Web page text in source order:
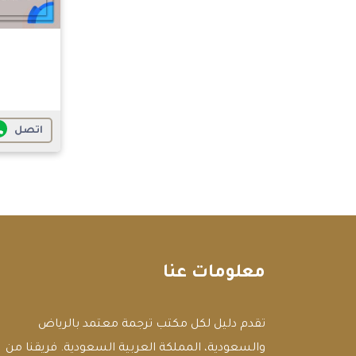
اتصل
معلومات عنا
تقدم دليل لكل مكتب ترجمة معتمد بالرياض
والسعودية، المملكة العربية السعودية. فريقنا من